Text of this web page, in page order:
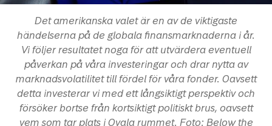
Det amerikanska valet är en av de viktigaste
händelserna på de globala finansmarknaderna i år.
Vi följer resultatet noga för att utvärdera eventuell
påverkan på våra investeringar och drar nytta av
marknadsvolatilitet till fördel för våra fonder. Oavsett
detta investerar vi med ett långsiktigt perspektiv och
försöker bortse från kortsiktigt politiskt brus, oavsett
vem som tar plats i Ovala rummet. Foto: Below the